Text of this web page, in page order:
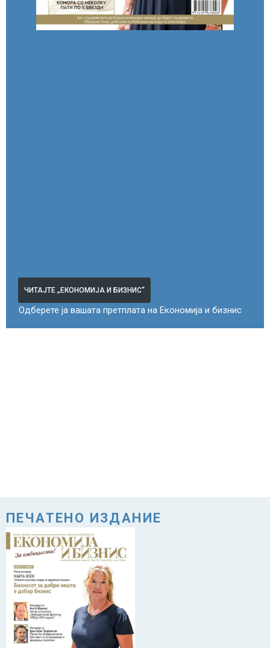
ЧИТАЈТЕ „ЕКОНОМИЈА И БИЗНИС“
Одберете ја вашата претплата на Економија и бизнис
ПЕЧАТЕНО ИЗДАНИЕ